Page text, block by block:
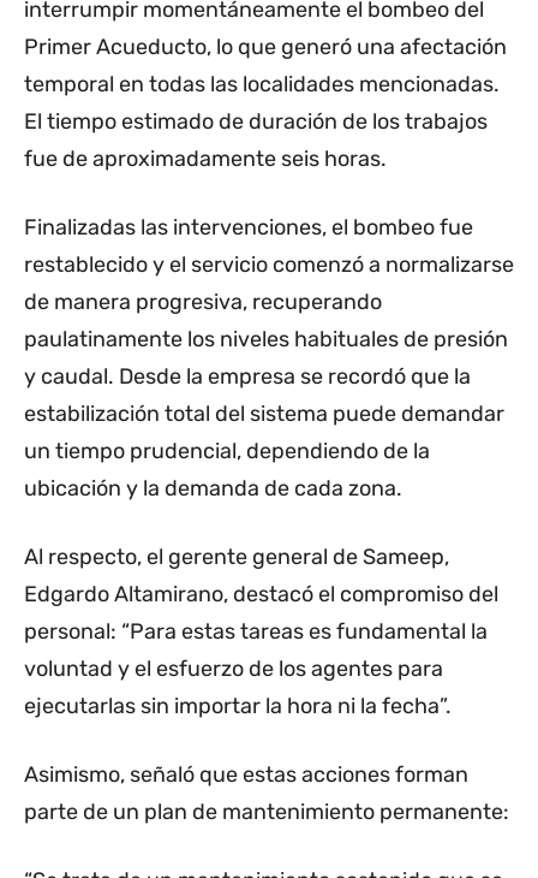
interrumpir momentáneamente el bombeo del
Primer Acueducto, lo que generó una afectación
temporal en todas las localidades mencionadas.
El tiempo estimado de duración de los trabajos
fue de aproximadamente seis horas.
Finalizadas las intervenciones, el bombeo fue
restablecido y el servicio comenzó a normalizarse
de manera progresiva, recuperando
paulatinamente los niveles habituales de presión
y caudal. Desde la empresa se recordó que la
estabilización total del sistema puede demandar
un tiempo prudencial, dependiendo de la
ubicación y la demanda de cada zona.
Al respecto, el gerente general de Sameep,
Edgardo Altamirano, destacó el compromiso del
personal: “Para estas tareas es fundamental la
voluntad y el esfuerzo de los agentes para
ejecutarlas sin importar la hora ni la fecha”.
Asimismo, señaló que estas acciones forman
parte de un plan de mantenimiento permanente: